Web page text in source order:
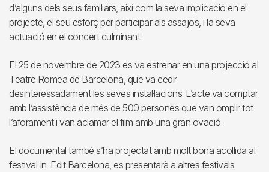
d’alguns dels seus familiars, així com la seva implicació en el
projecte, el seu esforç per participar als assajos, i la seva
actuació en el concert culminant.
El 25 de novembre de 2023 es va estrenar en una projecció al
Teatre Romea de Barcelona, que va cedir
desinteressadament les seves instal·lacions. L’acte va comptar
amb l’assistència de més de 500 persones que van omplir tot
l’aforament i van aclamar el film amb una gran ovació.
El documental també s’ha projectat amb molt bona acollida al
festival In-Edit Barcelona, es presentarà a altres festivals